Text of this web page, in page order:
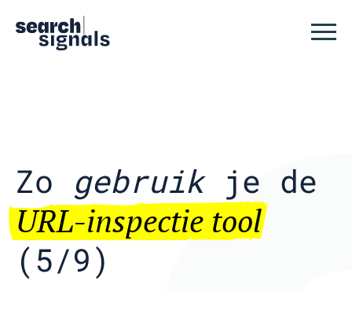
Zo gebruikje de
URL-inspectie tool
(5/9)